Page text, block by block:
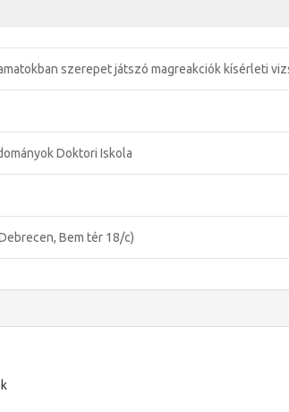
szerepet játszó magreakciók kísérleti
Doktori Iskola
Bem tér 18/c)